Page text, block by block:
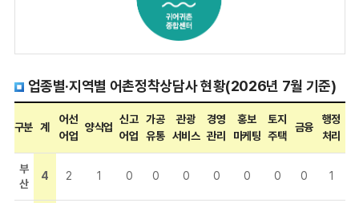
업종별·지역별 어촌정착상담사 현황(2026년 7월 기준)
구분 계
어선
어업
양식업
신고
어업
가공
유통
관광
서비스
경영
관리
홍보
마케팅
토지
주택
금융
행정
처리
부
산
4 2 1 0 0 0 0 0 0 0 1